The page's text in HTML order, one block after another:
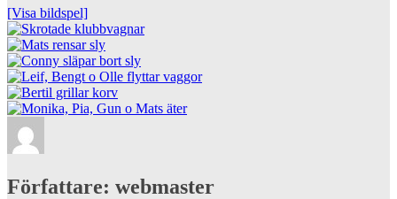
[Visa bildspel]
Författare: webmaster